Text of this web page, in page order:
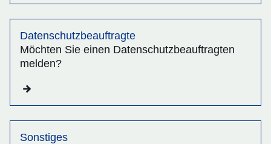
Datenschutzbeauftragte
Möchten Sie einen Datenschutzbeauftragten
melden?
Sonstiges